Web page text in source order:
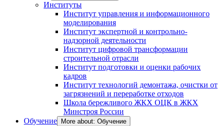
Институты
Институт управления и информационного
моделирования
Институт экспертной и контрольно-
надзорной деятельности
Институт цифровой трансформации
строительной отрасли
Институт подготовки и оценки рабочих
кадров
Институт технологий демонтажа, очистки от
загрязнений и переработке отходов
Школа бережливого ЖКХ ОЦК в ЖКХ
Минстроя России
Обучение
More about: Обучение